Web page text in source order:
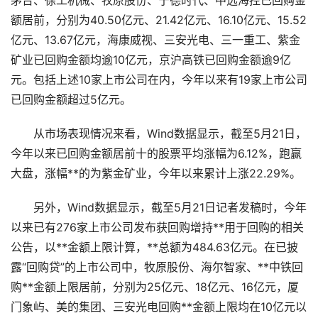
额居前，分别为40.50亿元、21.42亿元、16.10亿元、15.52
亿元、13.67亿元，海康威视、三安光电、三一重工、紫金
矿业已回购金额均逾10亿元，京沪高铁已回购金额逾9亿
元。包括上述10家上市公司在内，今年以来有19家上市公司
已回购金额超过5亿元。
从市场表现情况来看，Wind数据显示，截至5月21日，
今年以来已回购金额居前十的股票平均涨幅为6.12%，跑赢
大盘，涨幅**的为紫金矿业，今年以来累计上涨22.29%。
另外，Wind数据显示，截至5月21日记者发稿时，今年
以来已有276家上市公司发布获回购增持**用于回购的相关
公告，以**金额上限计算，**总额为484.63亿元。在已披
露“回购贷”的上市公司中，牧原股份、海尔智家、**中铁回
购**金额上限居前，分别为25亿元、18亿元、16亿元，厦
门象屿、美的集团、三安光电回购**金额上限均在10亿元以